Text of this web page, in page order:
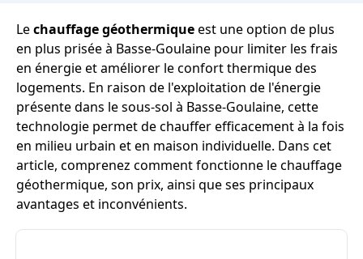
Lechauffage géothermiqueest une option de plus
en plus prisée à Basse-Goulaine pour limiter les frais
en énergie et améliorer le confort thermique des
logements. En raison de l'exploitation de l'énergie
présente dans le sous-sol à Basse-Goulaine, cette
technologie permet de chauffer efficacement à la fois
en milieu urbain et en maison individuelle. Dans cet
article, comprenez comment fonctionne le chauffage
géothermique, son prix, ainsi que ses principaux
avantages et inconvénients.